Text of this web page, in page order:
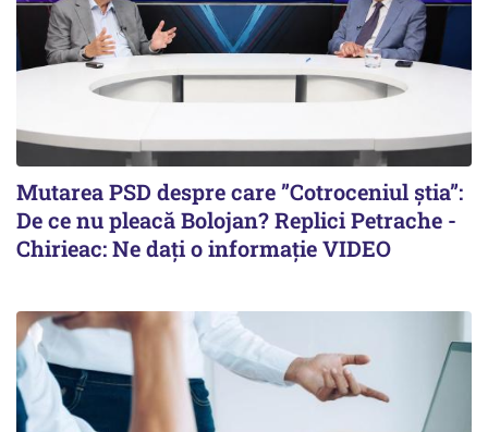
Mutarea PSD despre care ”Cotroceniul știa”:
De ce nu pleacă Bolojan? Replici Petrache -
Chirieac: Ne dați o informație VIDEO